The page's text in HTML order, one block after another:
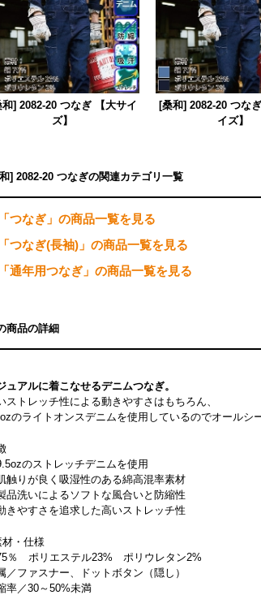
] 2082-20 つなぎ 【大サイ
ズ】
[桑和] 2082-20 つな
イズ】
] 2082-20 つなぎの関連カテゴリ一覧
つなぎ」の商品一覧を見る
つなぎ(長袖)」の商品一覧を見る
通年用つなぎ」の商品一覧を見る
商品の詳細
ュアルに着こなせるデニムつなぎ。
ストレッチ性による動きやすさはもちろん、
のライトオンスデニムを使用しているのでオールシ
のストレッチデニムを使用
触りが良く吸湿性のある綿高混率素材
品洗いによるソフトな風合いと防縮性
きやすさを追求した高いストレッチ性
・仕様
％ ポリエステル23% ポリウレタン2%
／ファスナー、ドットボタン（隠し）
率／30～50%未満